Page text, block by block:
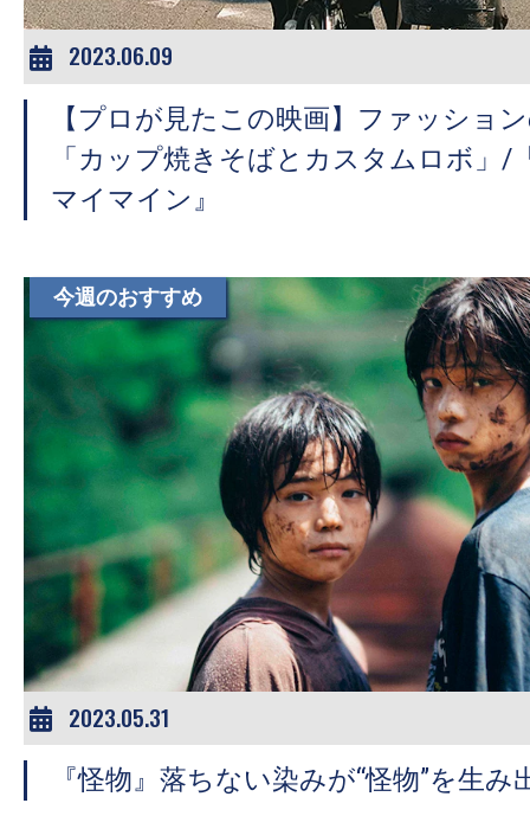
2023.06.09
【プロが見たこの映画】ファッショ
「カップ焼きそばとカスタムロボ」/
マイマイン』
今週のおすすめ
2023.05.31
『怪物』落ちない染みが“怪物”を生み